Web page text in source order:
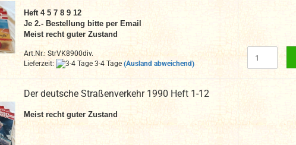
Heft 4 5 7 8 9 12
Je 2.- Bestellung bitte per Email
Meist recht guter Zustand
Art.Nr.: StrVK8900div.
Lieferzeit:
3-4 Tage (Ausland abweichend)
Der deutsche Straßenverkehr 1990 Heft 1-12
Meist recht guter Zustand